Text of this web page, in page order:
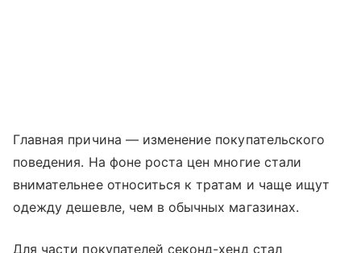
Главная причина — изменение покупательского
поведения. На фоне роста цен многие стали
внимательнее относиться к тратам и чаще ищут
одежду дешевле, чем в обычных магазинах.
Для части покупателей секонд-хенд стал